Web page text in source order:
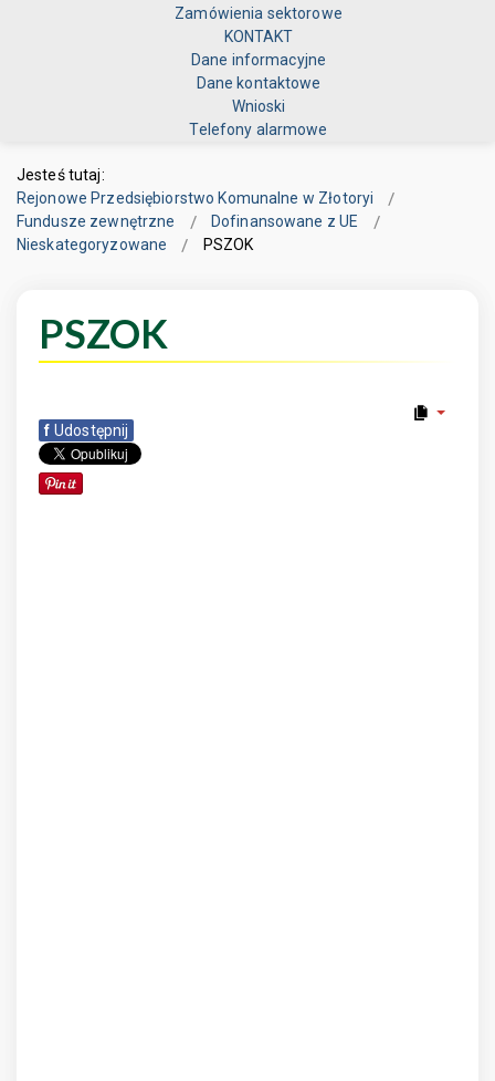
Zamówienia sektorowe
KONTAKT
Dane informacyjne
Dane kontaktowe
Wnioski
Telefony alarmowe
Jesteś tutaj:
Rejonowe Przedsiębiorstwo Komunalne w Złotoryi
Fundusze zewnętrzne
Dofinansowane z UE
Nieskategoryzowane
PSZOK
PSZOK
f Udostępnij